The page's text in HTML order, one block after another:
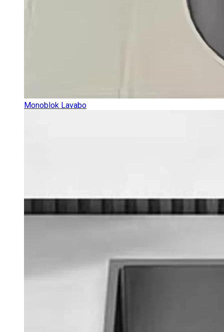
Monoblok Lavabo